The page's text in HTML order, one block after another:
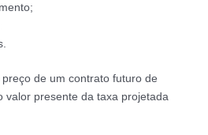
de um contrato futuro de
valor presente da taxa projetada